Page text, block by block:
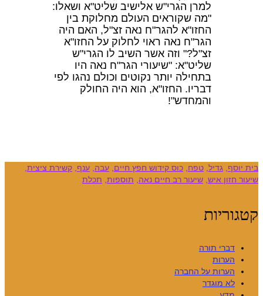
למרן הגרי"ש אלישיב שליט"א ושאלו:
"מה שקוראים העולם מחלוקת בין
החזו"א להגר"ח נאה זצ"ל, האם היה
הגר"ח נאה ראוי לחלוק על החזו"א
זצ"ל?" וזה אשר השיב לו הגרי"ש
שליט"א: "שיעורי הגר"ח נאה היו
בתחילה יותר נקוטים וכולם נהגו לפי
דבריו. החזו"א, הוא היה החולק
והמחדש"!
,גדיל,טפח, כוס קידוש חפץ חיים,עבה,ענף,קשירת ציצית,
איש,שיעור רב חיים נאה,תוספות,תכלת
דברי תורה
הערות
הערות על החברה
לא מוגדר